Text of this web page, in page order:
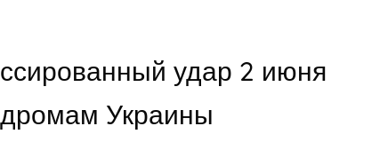
удар 2 июня
Украины